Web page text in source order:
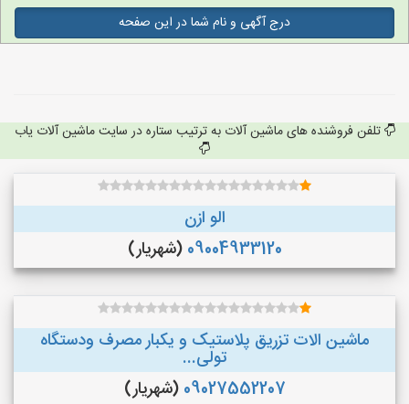
درج آگهی و نام شما در این صفحه
تلفن فروشنده های ماشین آلات به ترتیب ستاره در سایت ماشین آلات یاب
الو ازن
09004933120 (شهریار)
ماشین الات تزریق پلاستیک و یکبار مصرف ودستگاه
تولی...
09027552207 (شهریار)